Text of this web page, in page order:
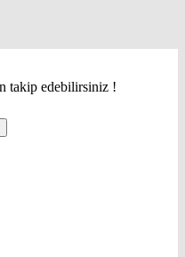
takip edebilirsiniz !